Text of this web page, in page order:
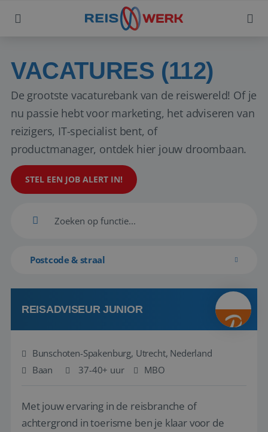
VACATURES (112)
De grootste vacaturebank van de reiswereld! Of je
nu passie hebt voor marketing, het adviseren van
reizigers, IT-specialist bent, of
productmanager, ontdek hier jouw droombaan.
STEL EEN JOB ALERT IN!
Postcode & straal
REISADVISEUR JUNIOR
Bunschoten-Spakenburg, Utrecht, Nederland
Baan
37-40+ uur MBO
Met jouw ervaring in de reisbranche of
achtergrond in toerisme ben je klaar voor de